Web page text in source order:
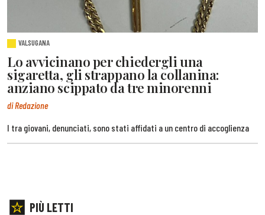
VALSUGANA
Lo avvicinano per chiedergli una
sigaretta, gli strappano la collanina:
anziano scippato da tre minorenni
di Redazione
I tra giovani, denunciati, sono stati affidati a un centro di accoglienza
PIÙ LETTI